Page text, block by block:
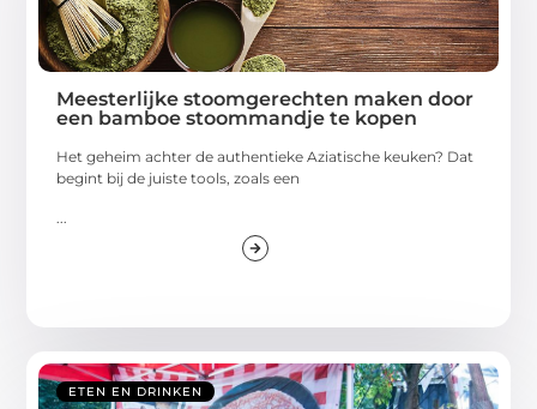
Meesterlijke stoomgerechten maken door
een bamboe stoommandje te kopen
Het geheim achter de authentieke Aziatische keuken? Dat
begint bij de juiste tools, zoals een
ETEN EN DRINKEN